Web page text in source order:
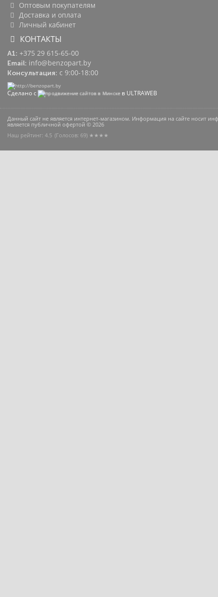
Оптовым покупателям
Доставка и оплата
Личный кабинет
КОНТАКТЫ
A1: +375 29 615-65-00
Email: info@benzopart.by
Консультация: с 9:00-18:00
Сделано с в ULTRAWEB
Данный сайт не является интернет-магазином. Информация на сайте носит
является публичной офертой © 2026
Наш рейтинг: 4.5 (Голосов: 69) ★★★★